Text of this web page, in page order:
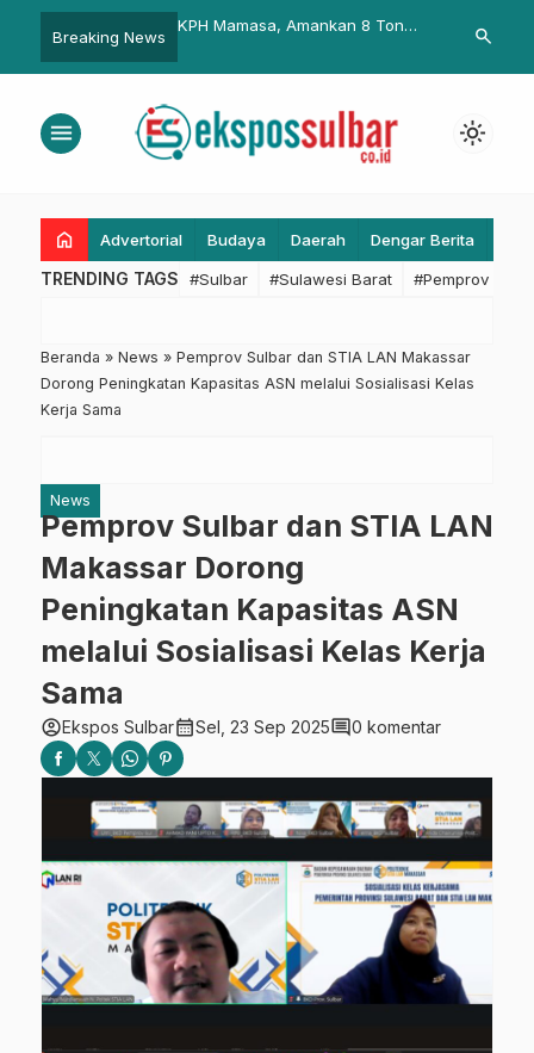
Breaking News
Tak Berdokumen.
Pemkab Pasangkayu
Peringati
Masyarakat
search
menu light_mode
home Advertorial Budaya Daerah Dengar Berita
TRENDING TAGS #Sulbar #Sulawesi Barat #Pemprov
Beranda » News » Pemprov Sulbar dan STIA LAN Makassar
Dorong Peningkatan Kapasitas ASN melalui Sosialisasi Kelas
Kerja Sama
News
Pemprov Sulbar dan STIA LAN
Makassar Dorong
Peningkatan Kapasitas ASN
melalui Sosialisasi Kelas Kerja
Sama
account_circleEkspos Sulbarcalendar_monthSel, 23 Sep 2025comment0 komentar